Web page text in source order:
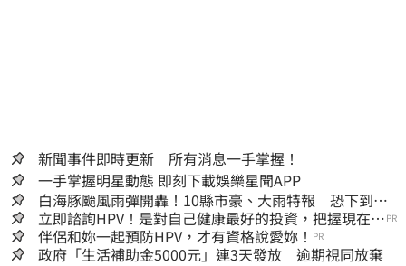
新聞事件即時更新 所有消息一手掌握！
一手掌握明星動態 即刻下載娛樂星聞APP
白海豚颱風雨彈開轟！10縣市豪、大雨特報 恐下到明
天
立即諮詢HPV！是對自己健康最好的投資，把握現在不
嫌晚！
PR
伴侶和妳一起預防HPV，才有資格說愛妳！ PR
政府「生活補助金5000元」連3天發放 逾期視同放棄